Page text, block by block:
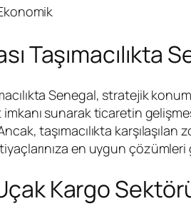
Taşımacılıkta
Senegal, stratejik
sunarak ticaretin
taşımacılıkta
en uygun
Kargo